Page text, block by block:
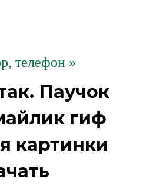
телефон »
Паучок
гиф
картинки